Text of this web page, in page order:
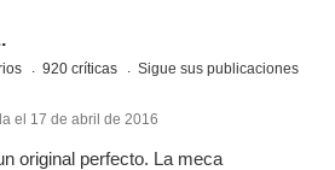
920 críticas Sigue sus publicaciones
el 17 de abril de 2016
original perfecto. La meca